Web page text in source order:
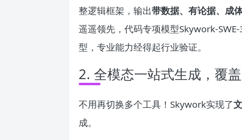
整逻辑框架，输出带数据、有论据、成
遥遥领先，代码专项模型Skywork-
型，专业能力经得起行业验证。
2. 全模态一站式生成，覆
不用再切换多个工具！Skywork实现了
成。